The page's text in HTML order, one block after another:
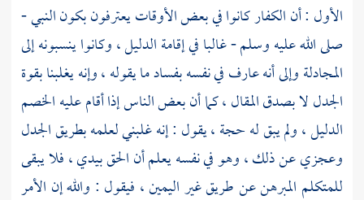
الأول : أن الكفار كانوا في بعض الأوقات يعترفون بكون النبي -
صلى الله عليه وسلم - غالبا في إقامة الدليل ، وكانوا ينسبونه إلى
المجادلة وإلى أنه عارف في نفسه بفساد ما يقوله ، وإنه يغلبنا بقوة
الجدل لا بصدق المقال ، كما أن بعض الناس إذا أقام عليه الخصم
الدليل ، ولم يبق له حجة ، يقول : إنه غلبني لعلمه بطريق الجدل
وعجزي عن ذلك ، وهو في نفسه يعلم أن الحق بيدي ، فلا يبقى
للمتكلم المبرهن عن طريق غير اليمين ، فيقول : والله إن الأمر